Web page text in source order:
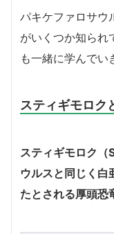
パキケファロサウ
がいくつか知られ
も一緒に学んでい
スティギモロク
スティギモロク
ウルスと同じく白
たとされる厚頭恐